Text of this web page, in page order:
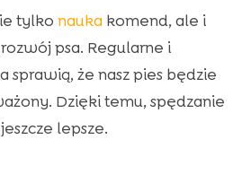
tylko nauka komend, ale i
psa. Regularne i
sprawią, że nasz pies będzie
Dzięki temu, spędzanie
lepsze.